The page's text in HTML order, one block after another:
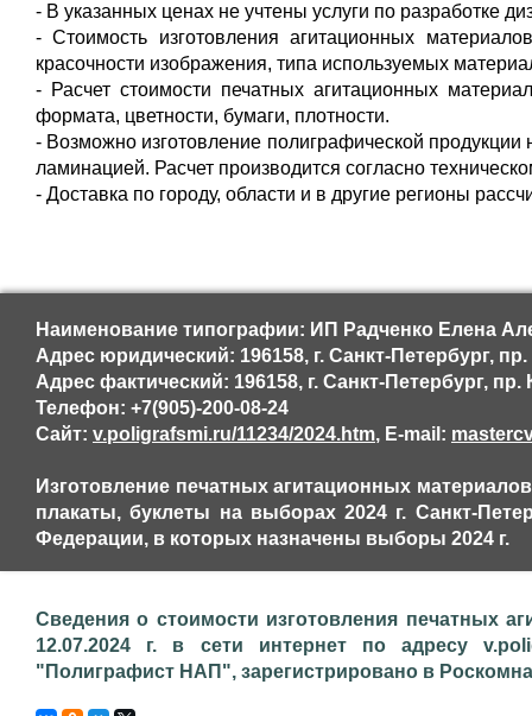
- В указанных ценах не учтены услуги по разработке
- Стоимость изготовления агитационных
красочности изображения, типа используемых
- Расчет стоимости печатных агитационных
формата, цветности, бумаги, плотности.
- Возможно изготовление полиграфической
ламинацией. Расчет производится согласно
- Доставка по городу, области и в другие регионы
Наименование типографии: ИП Радченко Елена
Адрес юридический: 196158, г. Санкт-Петербург,
Адрес фактический: 196158, г. Санкт-Петербург,
Телефон: +7(905)-200-08-24
Сайт: v.poligrafsmi.ru/11234/2024.htm, E-mail:
Изготовление печатных агитационных
плакаты, буклеты на выборах 2024 г. Санкт-
Федерации, в которых назначены выборы 2024 г.
Сведения о стоимости изготовления печатных
12.07.2024 г. в сети интернет по адресу
"Полиграфист НАП", зарегистрировано в